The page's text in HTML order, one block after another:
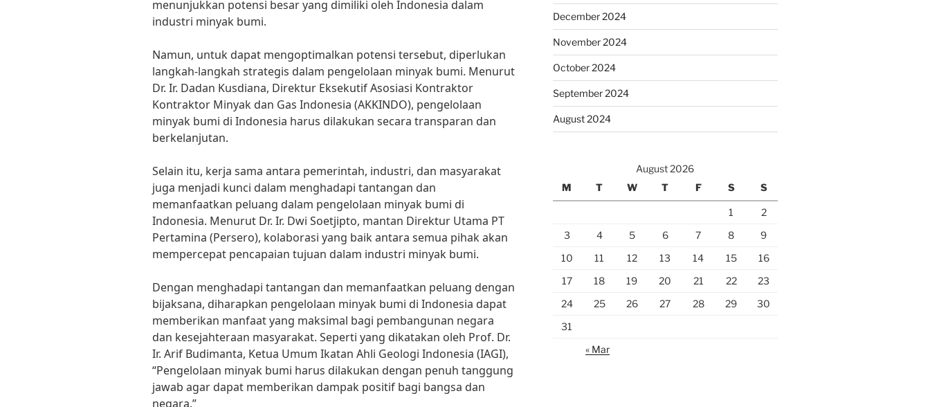
menunjukkan potensi besar yang dimiliki oleh Indonesia dalam
industri minyak bumi.
Namun, untuk dapat mengoptimalkan potensi tersebut, diperlukan
langkah-langkah strategis dalam pengelolaan minyak bumi. Menurut
Dr. Ir. Dadan Kusdiana, Direktur Eksekutif Asosiasi Kontraktor
Kontraktor Minyak dan Gas Indonesia (AKKINDO), pengelolaan
minyak bumi di Indonesia harus dilakukan secara transparan dan
berkelanjutan.
Selain itu, kerja sama antara pemerintah, industri, dan masyarakat
juga menjadi kunci dalam menghadapi tantangan dan
memanfaatkan peluang dalam pengelolaan minyak bumi di
Indonesia. Menurut Dr. Ir. Dwi Soetjipto, mantan Direktur Utama PT
Pertamina (Persero), kolaborasi yang baik antara semua pihak akan
mempercepat pencapaian tujuan dalam industri minyak bumi.
Dengan menghadapi tantangan dan memanfaatkan peluang dengan
bijaksana, diharapkan pengelolaan minyak bumi di Indonesia dapat
memberikan manfaat yang maksimal bagi pembangunan negara
dan kesejahteraan masyarakat. Seperti yang dikatakan oleh Prof. Dr.
Ir. Arif Budimanta, Ketua Umum Ikatan Ahli Geologi Indonesia (IAGI),
“Pengelolaan minyak bumi harus dilakukan dengan penuh tanggung
jawab agar dapat memberikan dampak positif bagi bangsa dan
negara.”
December 2024
November 2024
October 2024
September 2024
August 2024
August 2026
M
T W T F S S
1
2
3
4 5 6 7 8
9
10
11 12 13 14 15
16
17
18 19 20 21 22
23
24
25 26 27 28 29
30
31
« Mar